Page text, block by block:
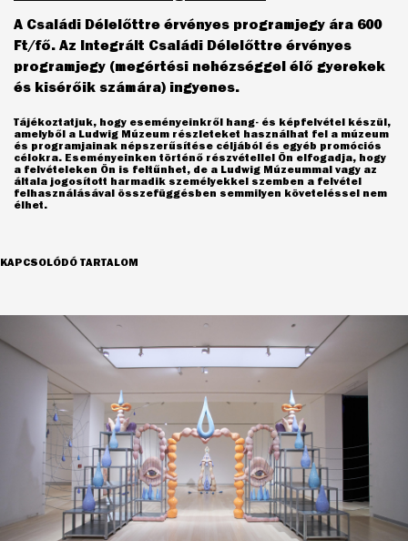
A Családi Délelőttre érvényes programjegy ára 600
Ft/fő. Az Integrált Családi Délelőttre érvényes
programjegy (megértési nehézséggel élő gyerekek
és kisérőik számára) ingyenes.
Tájékoztatjuk, hogy eseményeinkről hang- és képfelvétel készül,
amelyből a Ludwig Múzeum részleteket használhat fel a múzeum
és programjainak népszerűsítése céljából és egyéb promóciós
célokra. Eseményeinken történő részvétellel Ön elfogadja, hogy
a felvételeken Ön is feltűnhet, de a Ludwig Múzeummal vagy az
általa jogosított harmadik személyekkel szemben a felvétel
felhasználásával összefüggésben semmilyen követeléssel nem
élhet.
KAPCSOLÓDÓ TARTALOM